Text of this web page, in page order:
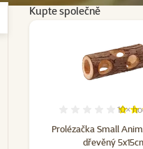
Kupte společně
Prolézačka Small
dřevěný
10×